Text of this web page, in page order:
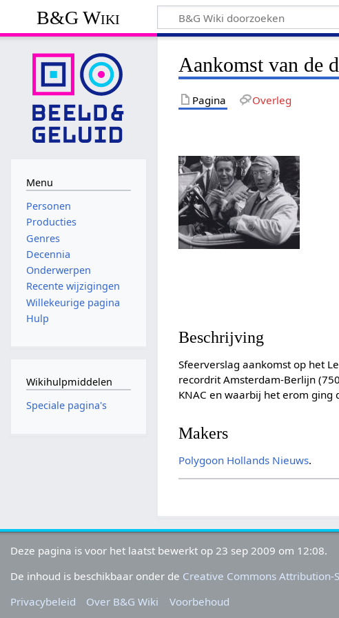
B&G Wiki
Aankomst van de
Pagina Overleg
Beschrijving
Sfeerverslag aankomst op het
recordrit Amsterdam-Berlijn
KNAC en waarbij het erom
Makers
Polygoon Hollands Nieuws.
Menu
Personen
Producties
Genres
Decennia
Onderwerpen
Recente wijzigingen
Willekeurige pagina
Hulp
Wikihulpmiddelen
Speciale pagina's
Deze pagina is voor het laatst bewerkt op 23 sep 2009 om 12:08.
De inhoud is beschikbaar onder de Creative Commons Attribution-
Privacybeleid
Over B&G Wiki Voorbehoud